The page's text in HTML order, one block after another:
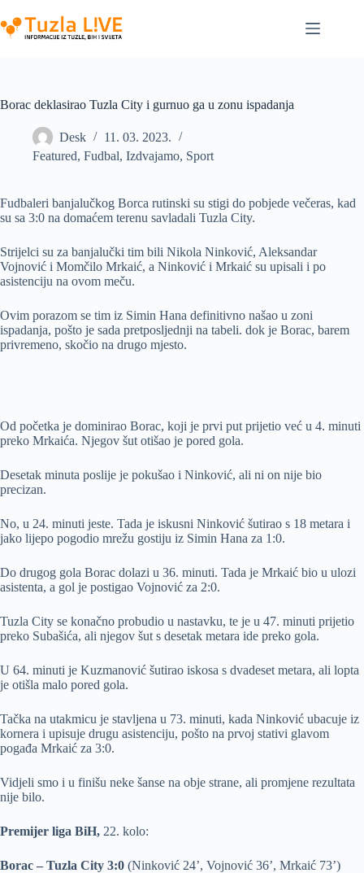
to
content
Borac deklasirao Tuzla City i gurnuo ga u zonu ispadanja
Desk
11. 03. 2023.
Featured, Fudbal, Izdvajamo, Sport
Fudbaleri banjalučkog Borca rutinski su stigi do pobjede večeras, kad
su sa 3:0 na domaćem terenu savladali Tuzla City.
Strijelci su za banjalučki tim bili Nikola Ninković, Aleksandar
Vojnović i Momčilo Mrkaić, a Ninković i Mrkaić su upisali i po
asistenciju na ovom meču.
Ovim porazom se tim iz Simin Hana definitivno našao u zoni
ispadanja, pošto je sada pretposljednji na tabeli. dok je Borac, barem
privremeno, skočio na drugo mjesto.
Od početka je dominirao Borac, koji je prvi put prijetio već u 4. minuti
preko Mrkaića. Njegov šut otišao je pored gola.
Desetak minuta poslije je pokušao i Ninković, ali ni on nije bio
precizan.
No, u 24. minuti jeste. Tada je iskusni Ninković šutirao s 18 metara i
jako lijepo pogodio mrežu gostiju iz Simin Hana za 1:0.
Do drugog gola Borac dolazi u 36. minuti. Tada je Mrkaić bio u ulozi
asistenta, a gol je postigao Vojnović za 2:0.
Tuzla City se konačno probudio u nastavku, te je u 47. minuti prijetio
preko Subašića, ali njegov šut s desetak metara ide preko gola.
U 64. minuti je Kuzmanović šutirao iskosa s dvadeset metara, ali lopta
je otišla malo pored gola.
Tačka na utakmicu je stavljena u 73. minuti, kada Ninković ubacuje iz
kornera i upisuje drugu asistenciju, pošto na prvoj stativi glavom
pogađa Mrkaić za 3:0.
Vidjeli smo i u finišu neke šanse na obje strane, ali promjene rezultata
nije bilo.
Premijer liga BiH, 22. kolo:
Borac – Tuzla City 3:0 (Ninković 24’, Vojnović 36’, Mrkaić 73’)